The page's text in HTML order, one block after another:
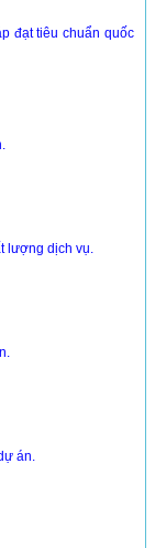
đạt tiêu chuẩn quốc
lượng dịch vụ.
án.